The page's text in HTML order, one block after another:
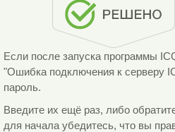
Если после запуска программы
"Ошибка подключения к серверу
пароль.
Введите их ещё раз, либо
для начала убедитесь, что вы